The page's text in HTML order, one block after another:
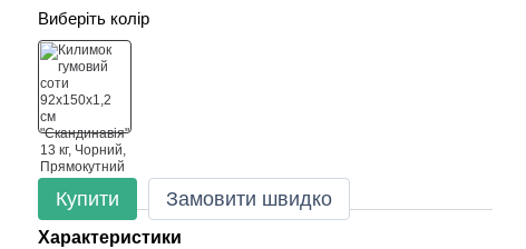
Виберіть колір
Купити Замовити швидко
Характеристики